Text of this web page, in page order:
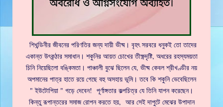
শিখন্ডিনীর জীবনের পরিণতির জন্য দায়ী ভীষ্ম। বৃহৎ সরবরে ধনুকই তো তাদের
একান্ত উৎকন্ঠার সমাধান। শকুনির আয়ত চোখের তীক্ষ্ণদৃষ্টি, অধরের রহস্যময়তা
চিনি নিয়েছিলো বঙ্কিমতা। পাঞ্চালী বুঝে ছিলেন যে, ভীষ্ম কেবল শ্রীখণ্ডীর নয়
অপমানের পাত্র হাতে রয়ে গেছে বহু অসহায় ভূমি। তবে কি শকুনি ভেবেছিলেন
" ইউটোপিয়া " গড়ে দেবেন! পূর্ণাঙ্গতার কল্পচিত্র যে তিনি যাপন করেছেন।
কিন্তু রূপান্তরের সমাজ রোপন করতে হয়, আর সেই দাপুটে মেঝের উপাদান